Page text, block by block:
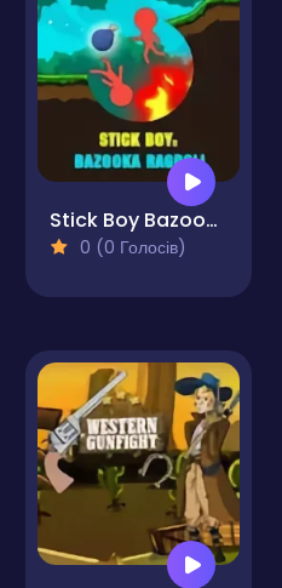
Stick Boy Bazooka Ragdoll
0 (0 Голосів)